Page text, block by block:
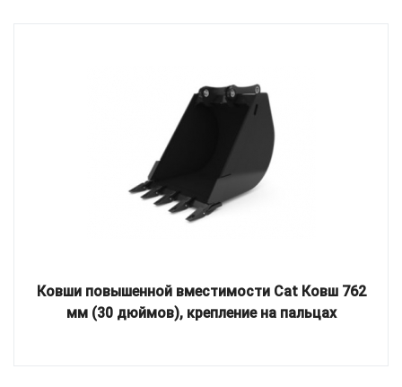
Ковши повышенной вместимости Cat Ковш 762
мм (30 дюймов), крепление на пальцах